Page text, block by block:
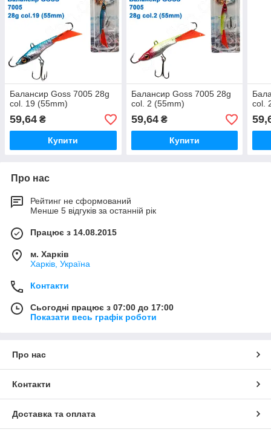
Балансир Goss 7005 28g
col. 19 (55mm)
59,64 ₴
Купити
Балансир Goss 7005 28g
col. 2 (55mm)
59,64₴
Купити
col.
Про нас
Рейтинг не сформований
Менше 5 відгуків за останній рік
Працює з 14.08.2015
м. Харків
Харків, Україна
Контакти
Сьогодні працює з 07:00 до 17:00
Показати весь графік роботи
Про нас
Контакти
Доставка та оплата